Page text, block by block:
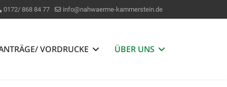
0172/ 868 84 77 info@nahwaerme-kammerstein.de
VORDRUCKE ÜBER UNS